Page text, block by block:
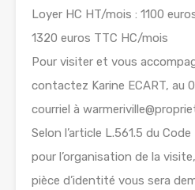
Loyer HC HT/mois : 1100
1320 euros TTC HC/mois
Pour visiter et vous
contactez Karine ECART, au
courriel à
Selon l’article L.561.5 du
pour l’organisation de la
pièce d’identité vous sera